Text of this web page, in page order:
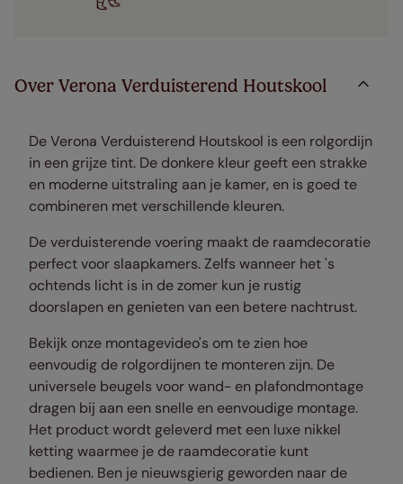
Over Verona Verduisterend Houtskool
De Verona Verduisterend Houtskool is een rolgordijn
in een grijze tint. De donkere kleur geeft een strakke
en moderne uitstraling aan je kamer, en is goed te
combineren met verschillende kleuren.
De verduisterende voering maakt de raamdecoratie
perfect voor slaapkamers. Zelfs wanneer het 's
ochtends licht is in de zomer kun je rustig
doorslapen en genieten van een betere nachtrust.
Bekijk onze montagevideo's om te zien hoe
eenvoudig de rolgordijnen te monteren zijn. De
universele beugels voor wand- en plafondmontage
dragen bij aan een snelle en eenvoudige montage.
Het product wordt geleverd met een luxe nikkel
ketting waarmee je de raamdecoratie kunt
bedienen. Ben je nieuwsgierig geworden naar de